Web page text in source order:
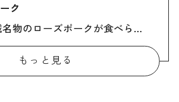
ク
◆茨城名物のローズポークが食べられるお店『とんかつ八戒』
も
もっと見る